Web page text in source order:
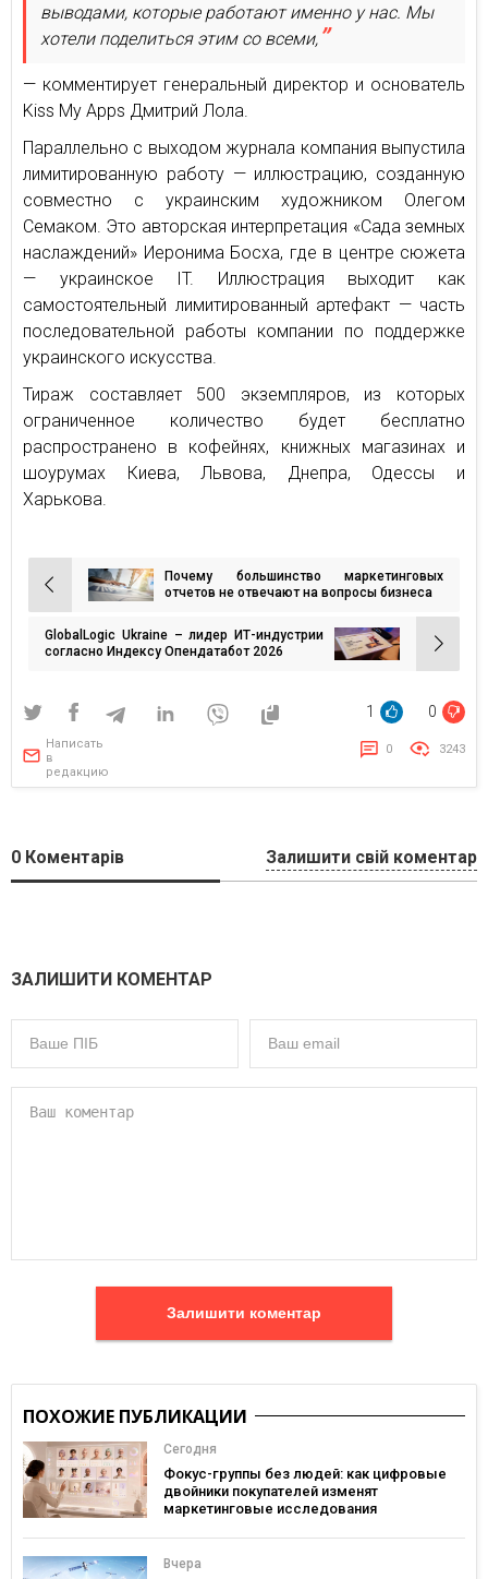
выводами, которые работают именно у нас. Мы
хотели поделиться этим со всеми,
— комментирует генеральный директор и основатель
Kiss My Apps Дмитрий Лола.
Параллельно с выходом журнала компания выпустила
лимитированную работу — иллюстрацию, созданную
совместно с украинским художником Олегом
Семаком. Это авторская интерпретация «Сада земных
наслаждений» Иеронима Босха, где в центре сюжета
— украинское IT. Иллюстрация выходит как
самостоятельный лимитированный артефакт — часть
последовательной работы компании по поддержке
украинского искусства.
Тираж составляет 500 экземпляров, из которых
ограниченное количество будет бесплатно
распространено в кофейнях, книжных магазинах и
шоурумах Киева, Львова, Днепра, Одессы и
Харькова.
Навигация
по
записям
Почему большинство маркетинговых
отчетов не отвечают на вопросы бизнеса
GlobalLogic Ukraine – лидер ИТ-индустрии
согласно Индексу Опендатабот 2026
1 0
Написать
в
редакцию
0 3243
0 Коментарів Залишити свій коментар
ЗАЛИШИТИ КОМЕНТАР
Залишити коментар
ПОХОЖИЕ ПУБЛИКАЦИИ
Сегодня
Фокус-группы без людей: как цифровые
двойники покупателей изменят
маркетинговые исследования
Вчера